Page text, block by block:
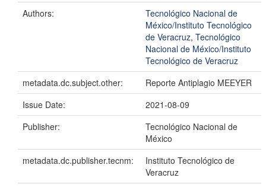
Authors:
Tecnológico Nacional de
México/Instituto Tecnológico
de Veracruz, Tecnológico
Nacional de México/Instituto
Tecnológico de Veracruz
metadata.dc.subject.other:
Reporte Antiplagio MEEYER
Issue Date:
2021-08-09
Publisher:
Tecnológico Nacional de
México
metadata.dc.publisher.tecnm:
Instituto Tecnológico de
Veracruz